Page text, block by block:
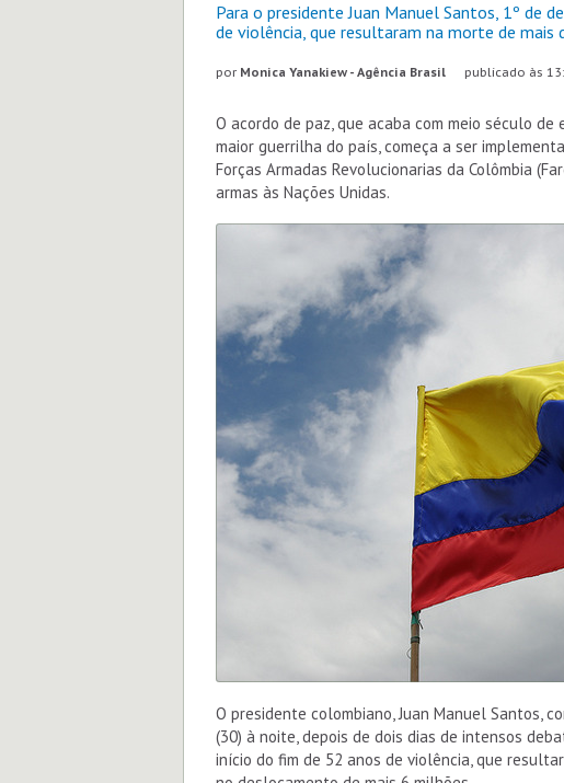
Para o presidente Juan Manuel Santos, 1º de
de violência, que resultaram na morte de mais
por Monica Yanakiew - Agência Brasilpublicado às
O acordo de paz, que acaba com meio século
maior guerrilha do país, começa a ser
Forças Armadas Revolucionarias da Colômbia
armas às Nações Unidas.
O presidente colombiano, Juan Manuel Santos,
(30) à noite, depois de dois dias de intensos
início do fim de 52 anos de violência, que